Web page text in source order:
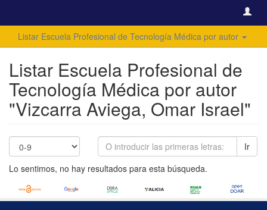
Listar Escuela Profesional de Tecnología Médica por autor
Listar Escuela Profesional de
Tecnología Médica por autor
"Vizcarra Aviega, Omar Israel"
Ir
Lo sentimos, no hay resultados para esta búsqueda.